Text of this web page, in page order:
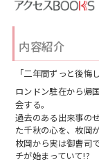
内容紹介
「二年間ずっと後悔
ロンドン駐在から帰
会する。
過去のある出来事の
た千秋の心を、枚岡
枚岡から実は御曹司
チが始まっていて!?